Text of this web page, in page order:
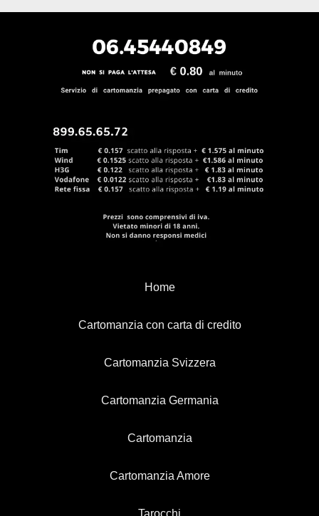
Home
Cartomanzia con carta di credito
Cartomanzia Svizzera
Cartomanzia Germania
Cartomanzia
Cartomanzia Amore
Tarocchi